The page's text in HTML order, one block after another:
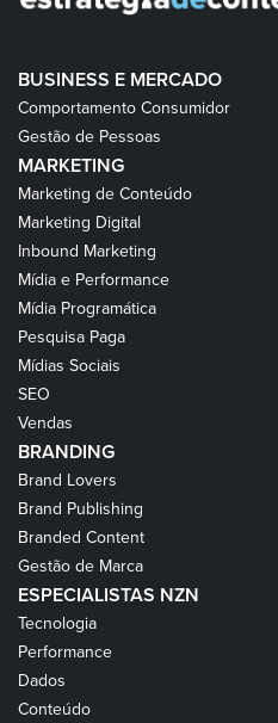
BUSINESS E MERCADO
Comportamento Consumidor
Gestão de Pessoas
MARKETING
Marketing de Conteúdo
Marketing Digital
Inbound Marketing
Mídia e Performance
Mídia Programática
Pesquisa Paga
Mídias Sociais
SEO
Vendas
BRANDING
Brand Lovers
Brand Publishing
Branded Content
Gestão de Marca
ESPECIALISTAS NZN
Tecnologia
Performance
Dados
Conteúdo